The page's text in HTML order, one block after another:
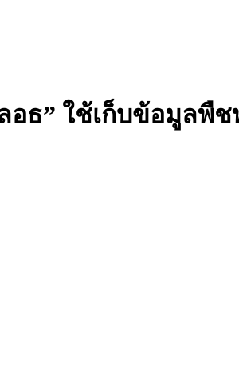
อธ” ใช้เก็บข้อมูลพื